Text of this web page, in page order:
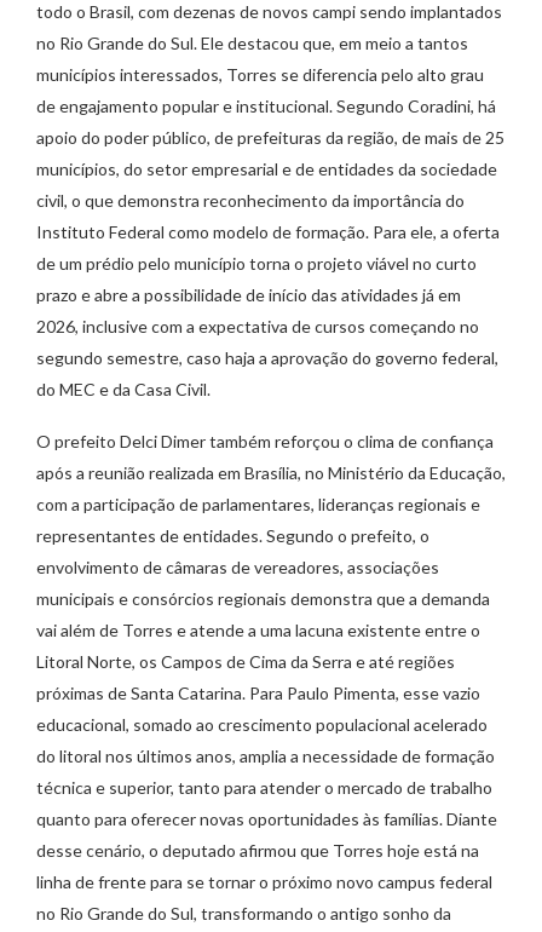
todo o Brasil, com dezenas de novos campi sendo implantados
no Rio Grande do Sul. Ele destacou que, em meio a tantos
municípios interessados, Torres se diferencia pelo alto grau
de engajamento popular e institucional. Segundo Coradini, há
apoio do poder público, de prefeituras da região, de mais de 25
municípios, do setor empresarial e de entidades da sociedade
civil, o que demonstra reconhecimento da importância do
Instituto Federal como modelo de formação. Para ele, a oferta
de um prédio pelo município torna o projeto viável no curto
prazo e abre a possibilidade de início das atividades já em
2026, inclusive com a expectativa de cursos começando no
segundo semestre, caso haja a aprovação do governo federal,
do MEC e da Casa Civil.
O prefeito Delci Dimer também reforçou o clima de confiança
após a reunião realizada em Brasília, no Ministério da Educação,
com a participação de parlamentares, lideranças regionais e
representantes de entidades. Segundo o prefeito, o
envolvimento de câmaras de vereadores, associações
municipais e consórcios regionais demonstra que a demanda
vai além de Torres e atende a uma lacuna existente entre o
Litoral Norte, os Campos de Cima da Serra e até regiões
próximas de Santa Catarina. Para Paulo Pimenta, esse vazio
educacional, somado ao crescimento populacional acelerado
do litoral nos últimos anos, amplia a necessidade de formação
técnica e superior, tanto para atender o mercado de trabalho
quanto para oferecer novas oportunidades às famílias. Diante
desse cenário, o deputado afirmou que Torres hoje está na
linha de frente para se tornar o próximo novo campus federal
no Rio Grande do Sul, transformando o antigo sonho da